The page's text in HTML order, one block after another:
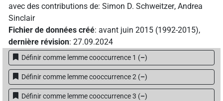
avec des contributions de: Simon D. Schweitzer, Andrea
Sinclair
Fichier de données créé: avant juin 2015 (1992-2015),
dernière révision: 27.09.2024
Définir comme lemme cooccurrence 1 (–)
Définir comme lemme cooccurrence 2 (–)
Définir comme lemme cooccurrence 3 (–)